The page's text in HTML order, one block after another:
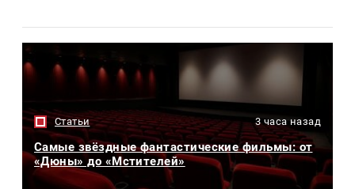
Статьи 3 часа назад
Самые звёздные фантастические фильмы: от
«Дюны» до «Мстителей»